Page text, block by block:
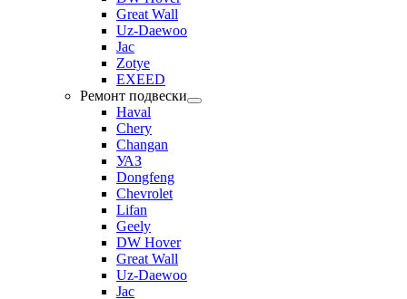
Great Wall
Uz-Daewoo
Jac
Zotye
EXEED
Ремонт подвески
Haval
Chery
Changan
УАЗ
Dongfeng
Chevrolet
Lifan
Geely
DW Hover
Great Wall
Uz-Daewoo
Jac